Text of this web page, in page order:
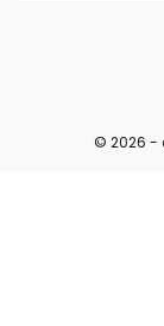
© 2026 -